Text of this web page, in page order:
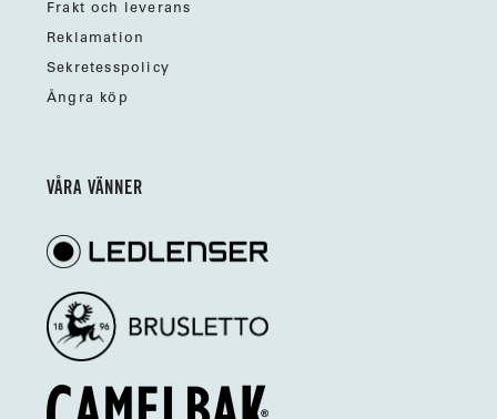
Frakt och leverans
Reklamation
Sekretesspolicy
Ångra köp
VÅRA VÄNNER